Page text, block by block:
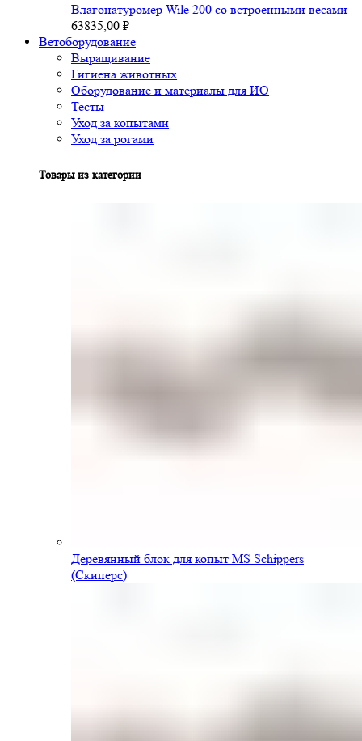
Влагонатуромер Wile 200 со встроенными весами
63835,00 ₽
Ветоборудование
Выращивание
Гигиена животных
Оборудование и материалы для ИО
Тесты
Уход за копытами
Уход за рогами
Товары из категории
Деревянный блок для копыт MS Schippers
(Скиперс)